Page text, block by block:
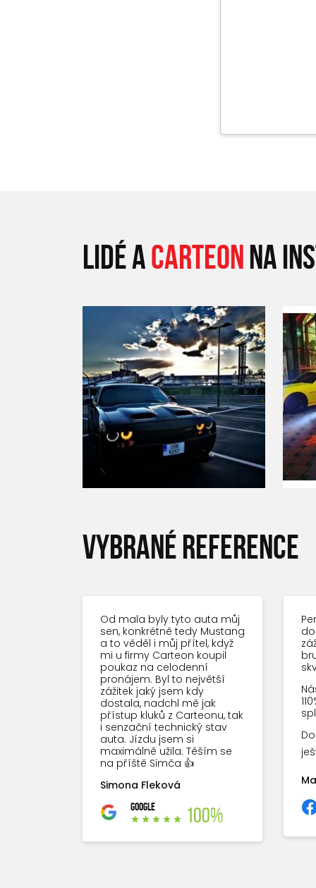
LIDÉ ACARTEONNA
VYBRANÉ REFERENCE
Od mala byly tyto auta můj
sen, konkrétně tedy Mustang
a to věděl i můj přítel, když
mi u firmy Carteon koupil
poukaz na celodenní
pronájem. Byl to největší
zážitek jaký jsem kdy
dostala, nadchl mě jak
přístup kluků z Carteonu, tak
i senzační technický stav
auta. Jízdu jsem si
maximálně užila. Těším se
na příště Simča 👍
Simona Fleková
GOOGLE 100%